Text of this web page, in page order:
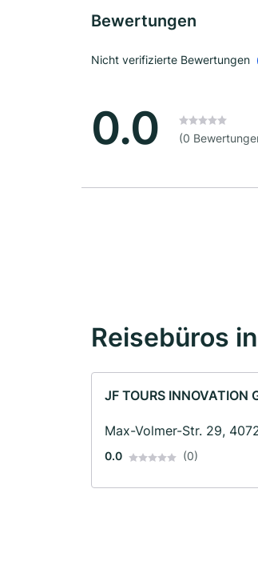
Bewertungen
Nicht verifizierte Bewertungen
0.0 (0
Reisebüros
JF TOURS INNOVATION
Max-Volmer-Str. 29,
0.0 (0)